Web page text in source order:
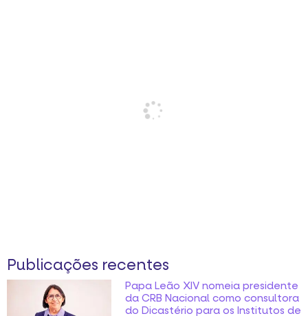
Publicações recentes
Papa Leão XIV nomeia presidente
da CRB Nacional como consultora
do Dicastério para os Institutos de